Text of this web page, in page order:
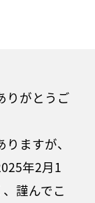
りがとうご
ますが、
年2月1
謹んでこ